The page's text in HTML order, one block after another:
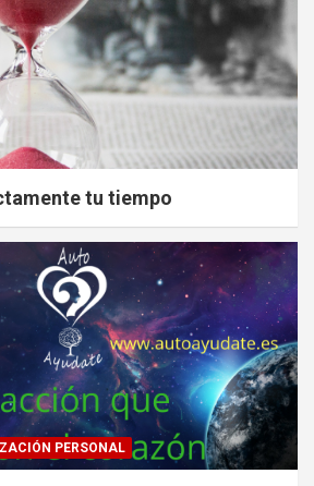
tu tiempo
PERSONAL